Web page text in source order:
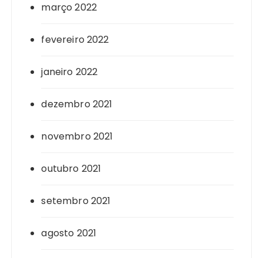
março 2022
fevereiro 2022
janeiro 2022
dezembro 2021
novembro 2021
outubro 2021
setembro 2021
agosto 2021